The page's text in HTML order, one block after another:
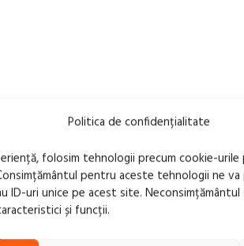
Politica de confidențialitate
folosim tehnologii precum cookie-
pentru aceste tehnologii ne
ID-uri unice pe acest site.
și funcții.